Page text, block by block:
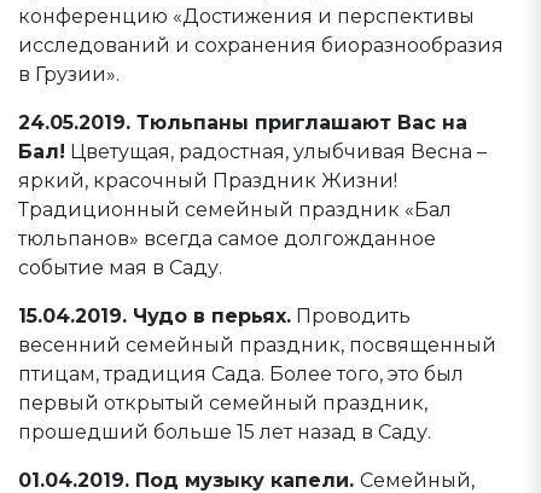
конференцию «Достижения и перспективы
исследований и сохранения биоразнообразия
в Грузии».
24.05.2019. Тюльпаны приглашают Вас на
Бал! Цветущая, радостная, улыбчивая Весна –
яркий, красочный Праздник Жизни!
Традиционный семейный праздник «Бал
тюльпанов» всегда самое долгожданное
событие мая в Саду.
15.04.2019. Чудо в перьях. Проводить
весенний семейный праздник, посвященный
птицам, традиция Сада. Более того, это был
первый открытый семейный праздник,
прошедший больше 15 лет назад в Саду.
01.04.2019. Под музыку капели. Семейный,